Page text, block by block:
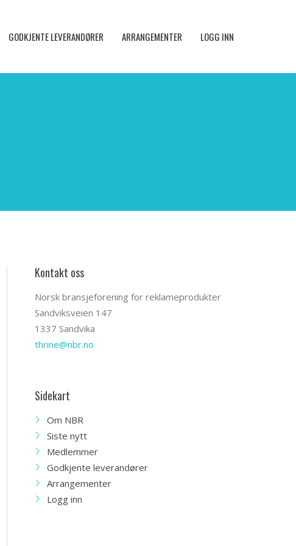
GODKJENTE LEVERANDØRER ARRANGEMENTER LOGG INN
Kontakt oss
Norsk bransjeforening for reklameprodukter
Sandviksveien 147
1337 Sandvika
thrine@nbr.no
Sidekart
Om NBR
Siste nytt
Medlemmer
Godkjente leverandører
Arrangementer
Logg inn